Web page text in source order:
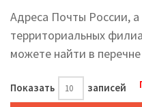
Адреса Почты России,
территориальных
можете найти в
Показать записей